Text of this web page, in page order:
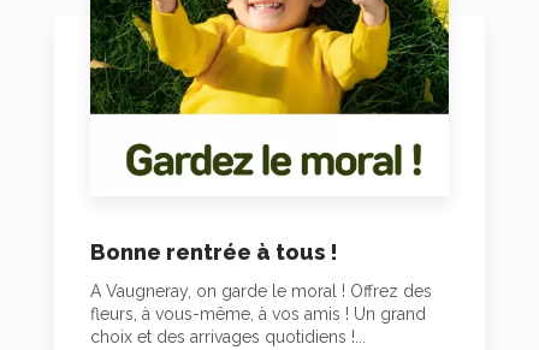
Bonne rentrée à tous !
A Vaugneray, on garde le moral ! Offrez des
fleurs, à vous-même, à vos amis ! Un grand
choix et des arrivages quotidiens !...